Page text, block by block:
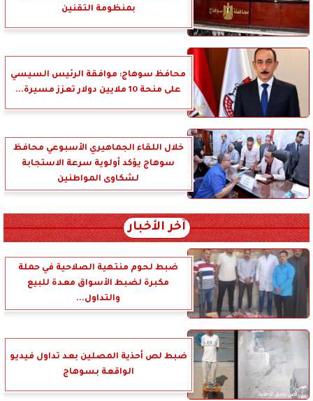
بمنظومة التقنين
محافظ سوهاج: موافقة الرئيس السيسي
على منحة 10 ملايين دولار تعزز مسيرة...
خلال اللقاء الجماهيري الأسبوعي محافظ
سوهاج يؤكد أولوية سرعة الاستجابة
لشكاوى المواطنين
آخر الأخبار
ضبط لحوم منتهية الصلاحية في حملة
مكبرة لضبط الأسواق معدة للبيع
والتداول...
ضبط لص أحذية المصلين بعد تداول فيديو
الواقعة بسوهاج